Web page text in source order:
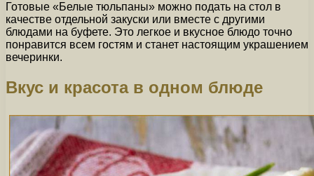
Готовые «Белые тюльпаны» можно подать на стол в
качестве отдельной закуски или вместе с другими
блюдами на буфете. Это легкое и вкусное блюдо точно
понравится всем гостям и станет настоящим украшением
вечеринки.
Вкус и красота в одном блюде